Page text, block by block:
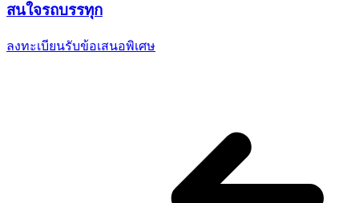
สนใจรถบรรทุก
ลงทะเบียนรับข้อเสนอพิเศษ